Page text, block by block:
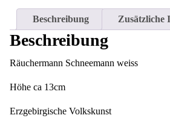
Beschreibung Zusätzliche
Beschreibung
Räuchermann Schneemann weiss
Höhe ca 13cm
Erzgebirgische Volkskunst